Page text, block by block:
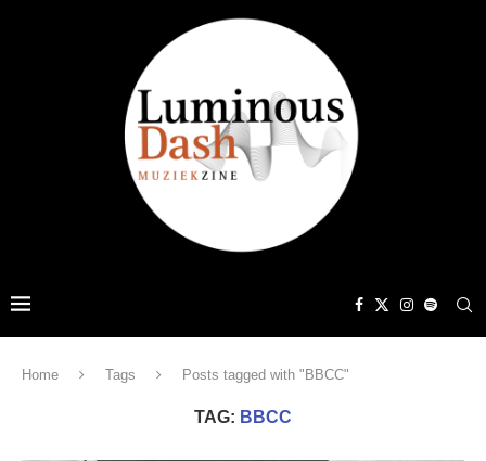
Home Tags Posts tagged with "BBCC"
TAG: BBCC